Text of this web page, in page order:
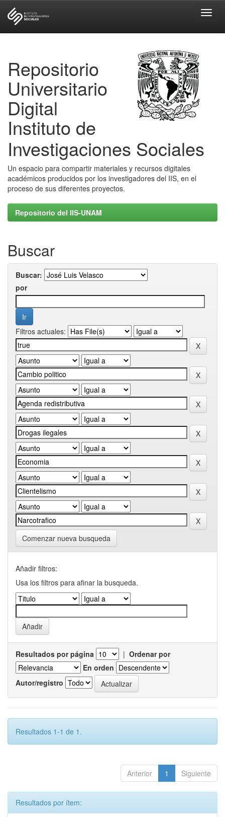
Repositorio
Universitario
Digital
Instituto de
Investigaciones Sociales
Un espacio para compartir materiales y recursos digitales
académicos producidos por los investigadores del IIS, en el
proceso de sus diferentes proyectos.
Repositorio del IIS-UNAM
Buscar
Buscar:
por
Filtros actuales:
Comenzar nueva busqueda
Añadir filtros:
Usa los filtros para afinar la busqueda.
Resultados por página | Ordenar por
En orden
Autor/registro
Resultados 1-1 de 1.
Anterior 1 Siguiente
Resultados por ítem: